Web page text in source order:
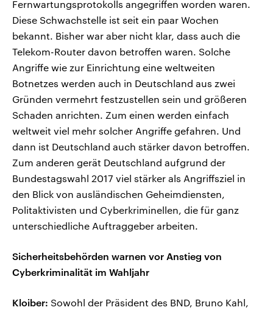
Fernwartungsprotokolls angegriffen worden waren.
Diese Schwachstelle ist seit ein paar Wochen
bekannt. Bisher war aber nicht klar, dass auch die
Telekom-Router davon betroffen waren. Solche
Angriffe wie zur Einrichtung eine weltweiten
Botnetzes werden auch in Deutschland aus zwei
Gründen vermehrt festzustellen sein und größeren
Schaden anrichten. Zum einen werden einfach
weltweit viel mehr solcher Angriffe gefahren. Und
dann ist Deutschland auch stärker davon betroffen.
Zum anderen gerät Deutschland aufgrund der
Bundestagswahl 2017 viel stärker als Angriffsziel in
den Blick von ausländischen Geheimdiensten,
Politaktivisten und Cyberkriminellen, die für ganz
unterschiedliche Auftraggeber arbeiten.
Sicherheitsbehörden warnen vor Anstieg von
Cyberkriminalität im Wahljahr
Kloiber: Sowohl der Präsident des BND, Bruno Kahl,